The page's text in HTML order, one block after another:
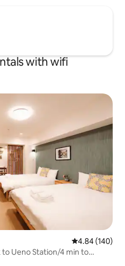
備え付けの
ルやシーツ
換は有料と
す。 洗濯機
す。 ●お部屋
る際は靴を脱
●予約され
予約された
止とさせて
具、備品な
破損などが
さい。 ●小
しないでく
体（寝室二
、キッチン
ートル）が
共有するこ
アウト時間
ください。
脱いでくだ
パーティー
注意くださ
with wifi
4.84 out of 5
4.84 (140)
to Ueno Station/4 min to